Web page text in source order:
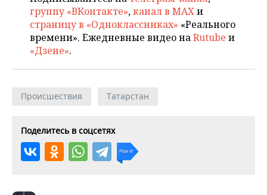
группу «ВКонтакте»,канал в MAXи
страницу в «Одноклассниках» «Реального
времени». Ежедневные видео наRutube и
«Дзене».
Происшествия Татарстан
Поделитесь в соцсетях